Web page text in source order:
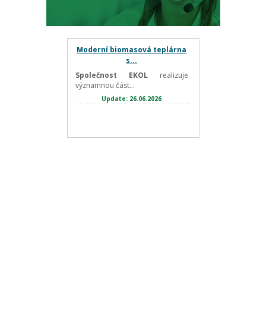
Moderní biomasová teplárna
s...
Společnost EKOLrealizuje
významnou část...
Update: 26.06.2026